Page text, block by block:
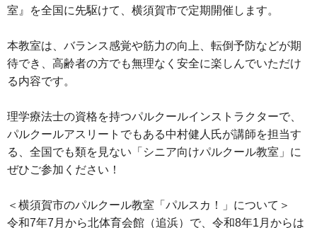
室』を全国に先駆けて、横須賀市で定期開催します。
本教室は、バランス感覚や筋力の向上、転倒予防などが期
待でき、高齢者の方でも無理なく安全に楽しんでいただけ
る内容です。
理学療法士の資格を持つパルクールインストラクターで、
パルクールアスリートでもある中村健人氏が講師を担当す
る、全国でも類を見ない「シニア向けパルクール教室」に
ぜひご参加ください！
＜横須賀市のパルクール教室「パルスカ！」について＞
令和7年7月から北体育会館（追浜）で、令和8年1月からは